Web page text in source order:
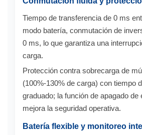
Tiempo de transferencia de 0 ms
modo batería, conmutación de
0 ms, lo que garantiza una
carga.
Protección contra sobrecarga de
(100%-130% de carga) con tiempo
graduado; la función de apagado
mejora la seguridad operativa.
Batería flexible y monitoreo